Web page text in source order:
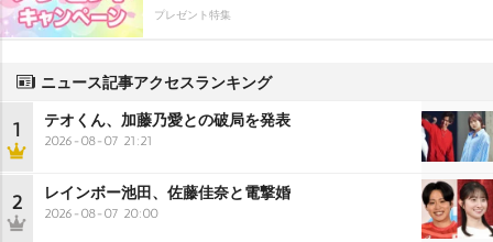
プレゼント特集
ニュース記事アクセスランキング
1 テオくん、加藤乃愛との破局を発表
2026-08-07 21:21
2 レインボー池田、佐藤佳奈と電撃婚
2026-08-07 20:00